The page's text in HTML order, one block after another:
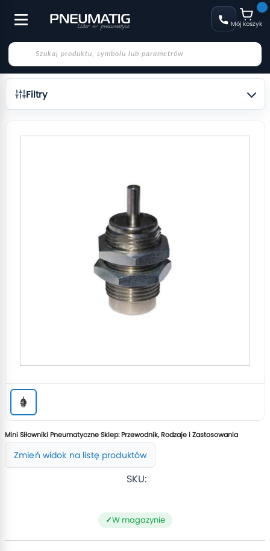
Mój koszyk
Filtry
Mini Siłowniki Pneumatyczne Sklep: Przewodnik, Rodzaje i Zastosowania
Zmień widok na listę produktów
SKU:
W magazynie